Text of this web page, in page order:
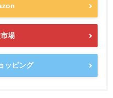
場
ッピング